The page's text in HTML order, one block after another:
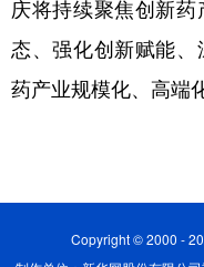
庆将持续聚焦创新
态、强化创新赋能
药产业规模化、高端
Copyright © 2000 -